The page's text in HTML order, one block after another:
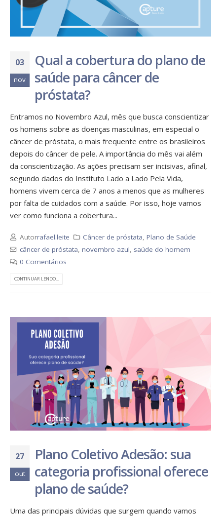
03
nov
Qual a cobertura do plano de
saúde para câncer de
próstata?
Entramos no Novembro Azul, mês que busca conscientizar
os homens sobre as doenças masculinas, em especial o
câncer de próstata, o mais frequente entre os brasileiros
depois do câncer de pele. A importância do mês vai além
da conscientização. As ações precisam ser incisivas, afinal,
segundo dados do Instituto Lado a Lado Pela Vida,
homens vivem cerca de 7 anos a menos que as mulheres
por falta de cuidados com a saúde. Por isso, hoje vamos
ver como funciona a cobertura...
Autorrafael.leite Câncer de próstata, Plano de Saúde
câncer de próstata, novembro azul, saúde do homem
0 Comentários
CONTINUAR LENDO...
27
out
Plano Coletivo Adesão: sua
categoria profissional oferece
plano de saúde?
Uma das principais dúvidas que surgem quando vamos